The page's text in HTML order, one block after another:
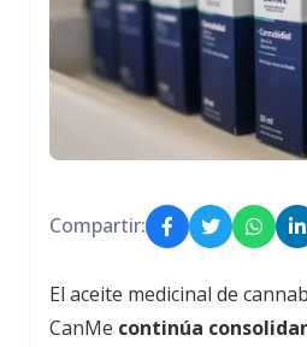
Compartir:
El aceite medicinal de
CanMe continúa